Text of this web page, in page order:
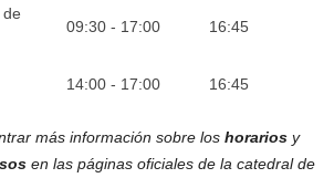
09:30 - 17:00 16:45
14:00 - 17:00 16:45
más información sobre los horarios y
en las páginas oficiales de la catedral de